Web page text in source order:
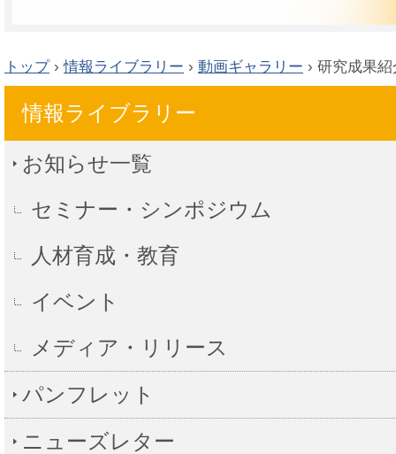
トップ›情報ライブラリー › 動画ギャラリー › 研究成果紹
情報ライブラリー
お知らせ一覧
セミナー・シンポジウム
人材育成・教育
イベント
メディア・リリース
パンフレット
ニューズレター